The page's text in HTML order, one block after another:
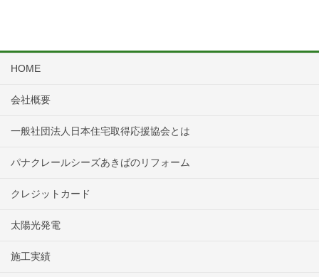
HOME
会社概要
一般社団法人日本住宅取得応援協会とは
パナクレールシーズあきばのリフォーム
クレジットカード
太陽光発電
施工実績